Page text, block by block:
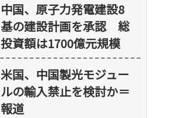
中国、原子力発電建設8
基の建設計画を承認 総
投資額は1700億元規模
米国、中国製光モジュー
ルの輸入禁止を検討か＝
報道